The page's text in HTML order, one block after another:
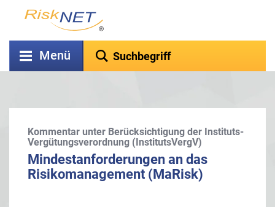
Menü
Kommentar unter Berücksichtigung der Instituts-
Vergütungsverordnung (InstitutsVergV)
Mindestanforderungen an das
Risikomanagement (MaRisk)